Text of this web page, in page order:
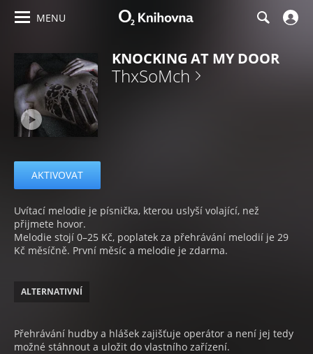
MENU
KNOCKING AT MY DOOR
ThxSoMch
AKTIVOVAT
Uvítací melodie je písnička, kterou uslyší volající, než
přijmete hovor.
Melodie stojí 0–25 Kč, poplatek za přehrávání melodií je 29
Kč měsíčně. První měsíc a melodie je zdarma.
ALTERNATIVNÍ
Přehrávání hudby a hlášek zajišťuje operátor a není jej tedy
možné stáhnout a uložit do vlastního zařízení.